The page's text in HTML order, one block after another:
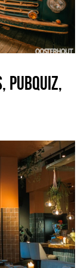
PUBQUIZ,